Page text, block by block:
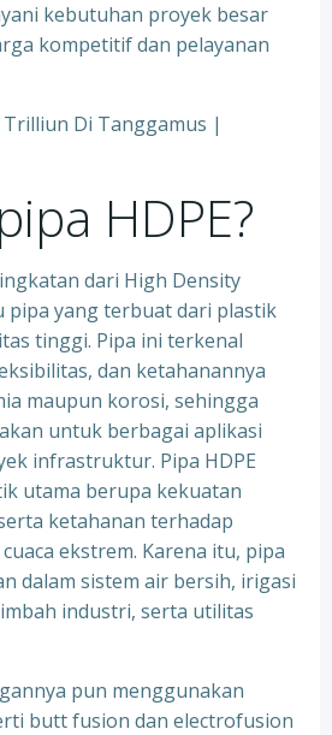
kebutuhan proyek besar
kompetitif dan pelayanan
HDPE?
dari High Density
pipa yang terbuat dari plastik
tinggi. Pipa ini terkenal
dan ketahanannya
maupun korosi, sehingga
untuk berbagai aplikasi
infrastruktur. Pipa HDPE
utama berupa kekuatan
ketahanan terhadap
ekstrem. Karena itu, pipa
dalam sistem air bersih, irigasi
industri, serta utilitas
pun menggunakan
butt fusion dan electrofusion